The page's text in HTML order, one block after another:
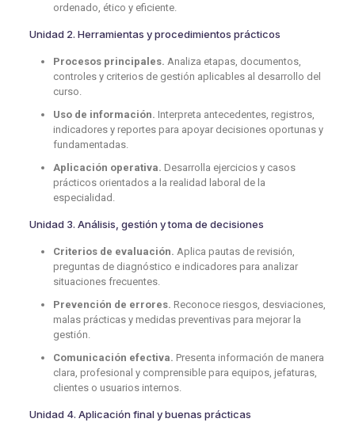
ordenado, ético y eficiente.
Unidad 2. Herramientas y procedimientos prácticos
Procesos principales. Analiza etapas, documentos,
controles y criterios de gestión aplicables al desarrollo del
curso.
Uso de información. Interpreta antecedentes, registros,
indicadores y reportes para apoyar decisiones oportunas y
fundamentadas.
Aplicación operativa. Desarrolla ejercicios y casos
prácticos orientados a la realidad laboral de la
especialidad.
Unidad 3. Análisis, gestión y toma de decisiones
Criterios de evaluación. Aplica pautas de revisión,
preguntas de diagnóstico e indicadores para analizar
situaciones frecuentes.
Prevención de errores. Reconoce riesgos, desviaciones,
malas prácticas y medidas preventivas para mejorar la
gestión.
Comunicación efectiva. Presenta información de manera
clara, profesional y comprensible para equipos, jefaturas,
clientes o usuarios internos.
Unidad 4. Aplicación final y buenas prácticas